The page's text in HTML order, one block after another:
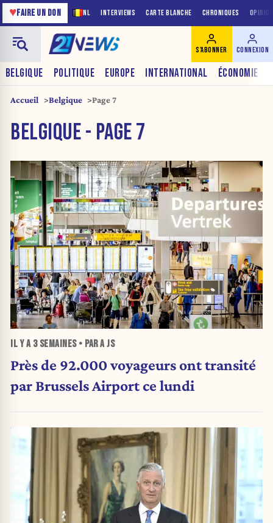
NL INTERVIEWS CARTE BLANCHE CHRONIQUES
♥FAIRE UN DON
BELGIQUE POLITIQUE EUROPE INTERNATIONAL ÉCONOMIE
S'ABONNER CONNEXION
Accueil Belgique Page 7
BELGIQUE - PAGE 7
IL Y A 3 SEMAINES• PAR A JS
Près de 92.000 voyageurs ont transité
par Brussels Airport ce lundi